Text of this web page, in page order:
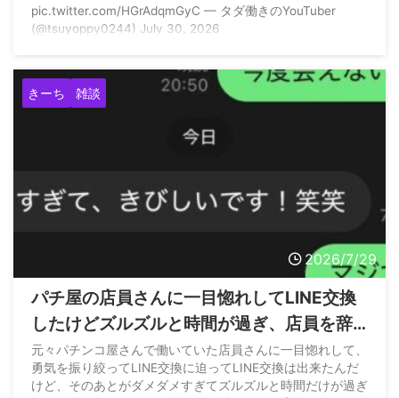
pic.twitter.com/HGrAdqmGyC — タダ働きのYouTuber
(@tsuyoppy0244) July 30, 2026
きーち 雑談
2026/7/29
パチ屋の店員さんに一目惚れしてLINE交換
したけどズルズルと時間が過ぎ、店員を辞
めると聞いたので久々に連絡取ってみた結
果www
元々パチンコ屋さんで働いていた店員さんに一目惚れして、
勇気を振り絞ってLINE交換に迫ってLINE交換は出来たんだ
けど、そのあとがダメダメすぎてズルズルと時間だけが過ぎ